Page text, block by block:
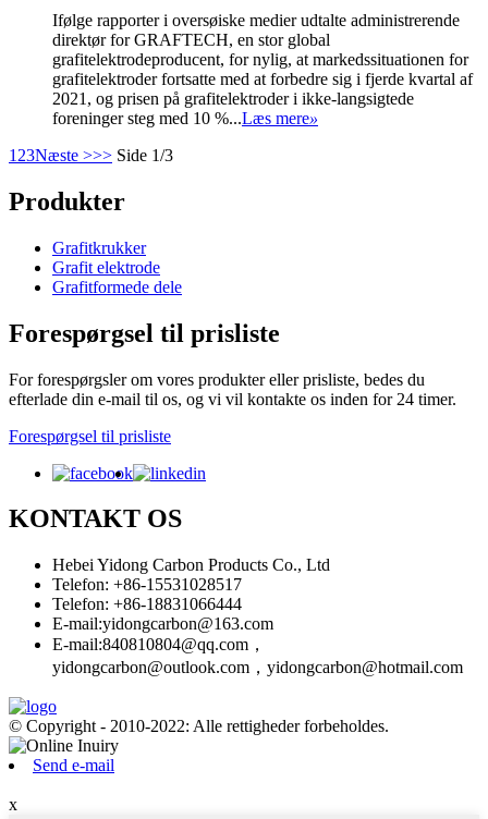
Ifølge rapporter i oversøiske medier udtalte administrerende
direktør for GRAFTECH, en stor global
grafitelektrodeproducent, for nylig, at markedssituationen for
grafitelektroder fortsatte med at forbedre sig i fjerde kvartal af
2021, og prisen på grafitelektroder i ikke-langsigtede
foreninger steg med 10 %...Læs mere»
1 23Næste >>> Side 1/3
Produkter
Grafitkrukker
Grafit elektrode
Grafitformede dele
Forespørgsel til prisliste
For forespørgsler om vores produkter eller prisliste, bedes du
efterlade din e-mail til os, og vi vil kontakte os inden for 24 timer.
Forespørgsel til prisliste
KONTAKT OS
Hebei Yidong Carbon Products Co., Ltd
Telefon: +86-15531028517
Telefon: +86-18831066444
E-mail:yidongcarbon@163.com
E-mail:840810804@qq.com，
yidongcarbon@outlook.com，yidongcarbon@hotmail.com
© Copyright - 2010-2022: Alle rettigheder forbeholdes.
Send e-mail
x